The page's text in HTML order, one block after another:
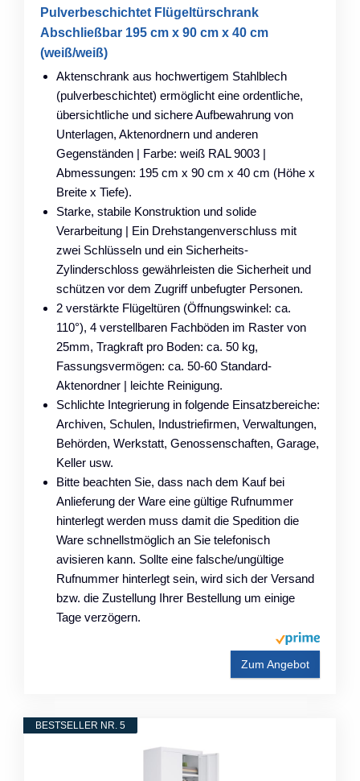
Pulverbeschichtet Flügeltürschrank
Abschließbar 195 cm x 90 cm x 40 cm
(weiß/weiß)
Aktenschrank aus hochwertigem Stahlblech
(pulverbeschichtet) ermöglicht eine ordentliche,
übersichtliche und sichere Aufbewahrung von
Unterlagen, Aktenordnern und anderen
Gegenständen | Farbe: weiß RAL 9003 |
Abmessungen: 195 cm x 90 cm x 40 cm (Höhe x
Breite x Tiefe).
Starke, stabile Konstruktion und solide
Verarbeitung | Ein Drehstangenverschluss mit
zwei Schlüsseln und ein Sicherheits-
Zylinderschloss gewährleisten die Sicherheit und
schützen vor dem Zugriff unbefugter Personen.
2 verstärkte Flügeltüren (Öffnungswinkel: ca.
110°), 4 verstellbaren Fachböden im Raster von
25mm, Tragkraft pro Boden: ca. 50 kg,
Fassungsvermögen: ca. 50-60 Standard-
Aktenordner | leichte Reinigung.
Schlichte Integrierung in folgende Einsatzbereiche:
Archiven, Schulen, Industriefirmen, Verwaltungen,
Behörden, Werkstatt, Genossenschaften, Garage,
Keller usw.
Bitte beachten Sie, dass nach dem Kauf bei
Anlieferung der Ware eine gültige Rufnummer
hinterlegt werden muss damit die Spedition die
Ware schnellstmöglich an Sie telefonisch
avisieren kann. Sollte eine falsche/ungültige
Rufnummer hinterlegt sein, wird sich der Versand
bzw. die Zustellung Ihrer Bestellung um einige
Tage verzögern.
Zum Angebot
BESTSELLER NR. 5